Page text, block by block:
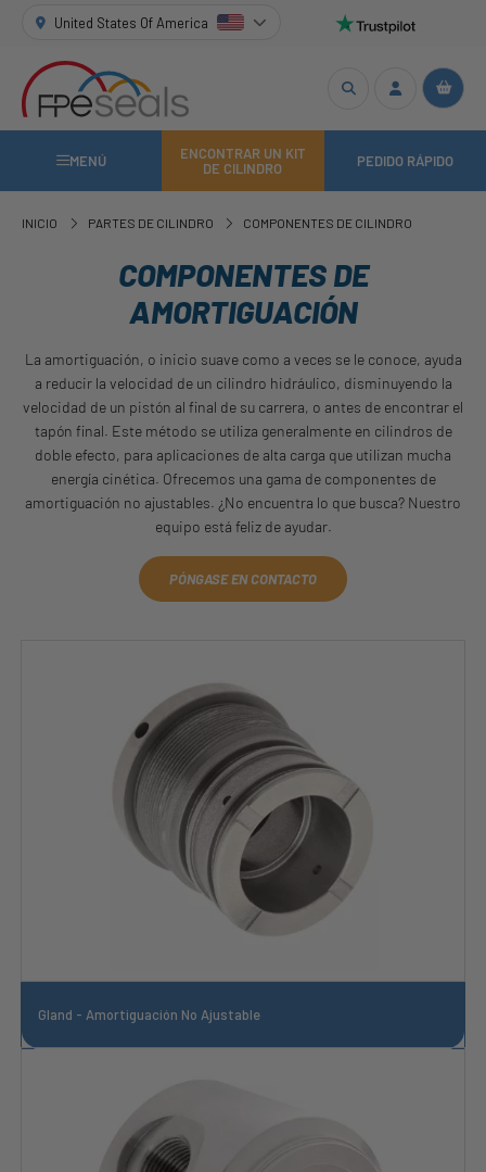
United States Of America
MENÚ
ENCONTRAR UN KIT
DE CILINDRO
PEDIDO RÁPIDO
INICIO PARTES DE CILINDRO COMPONENTES DE CILINDRO
COMPONENTES DE
AMORTIGUACIÓN
La amortiguación, o inicio suave como a veces se le conoce, ayuda
a reducir la velocidad de un cilindro hidráulico, disminuyendo la
velocidad de un pistón al final de su carrera, o antes de encontrar el
tapón final. Este método se utiliza generalmente en cilindros de
doble efecto, para aplicaciones de alta carga que utilizan mucha
energía cinética. Ofrecemos una gama de componentes de
amortiguación no ajustables. ¿No encuentra lo que busca? Nuestro
equipo está feliz de ayudar.
PÓNGASE EN CONTACTO
Gland - Amortiguación No Ajustable